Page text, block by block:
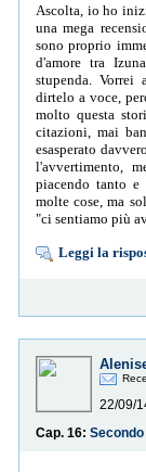
Ascolta, io ho
una mega
sono proprio
d'amore tra
stupenda.
dirtelo a voce,
molto questa
citazioni, mai
esasperato
l'avvertimento,
piacendo tanto e
molte cose, ma
"ci sentiamo più
Leggi la
22/09/
Cap. 16: